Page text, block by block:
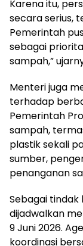
Karena itu,
secara serius,
Pemerintah
sebagai
sampah,”
Menteri juga
terhadap
Pemerintah
sampah,
plastik sekali
sumber,
penanganan
Sebagai tindak
dijadwalkan
9 Juni 2026.
koordinasi